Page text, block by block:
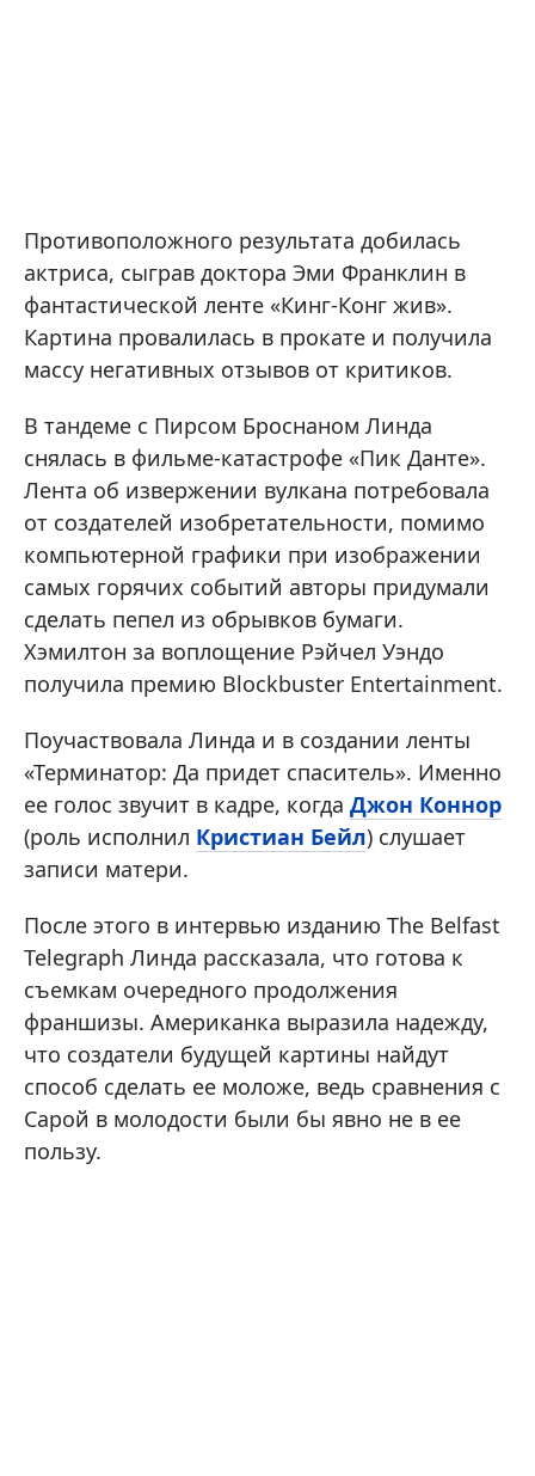
Противоположного результата добилась
актриса, сыграв доктора Эми Франклин в
фантастической ленте «Кинг-Конг жив».
Картина провалилась в прокате и получила
массу негативных отзывов от критиков.
В тандеме с Пирсом Броснаном Линда
снялась в фильме-катастрофе «Пик Данте».
Лента об извержении вулкана потребовала
от создателей изобретательности, помимо
компьютерной графики при изображении
самых горячих событий авторы придумали
сделать пепел из обрывков бумаги.
Хэмилтон за воплощение Рэйчел Уэндо
получила премию Blockbuster Entertainment.
Поучаствовала Линда и в создании ленты
«Терминатор: Да придет спаситель». Именно
ее голос звучит в кадре, когда Джон Коннор
(роль исполнил Кристиан Бейл) слушает
записи матери.
После этого в интервью изданию The Belfast
Telegraph Линда рассказала, что готова к
съемкам очередного продолжения
франшизы. Американка выразила надежду,
что создатели будущей картины найдут
способ сделать ее моложе, ведь сравнения с
Сарой в молодости были бы явно не в ее
пользу.